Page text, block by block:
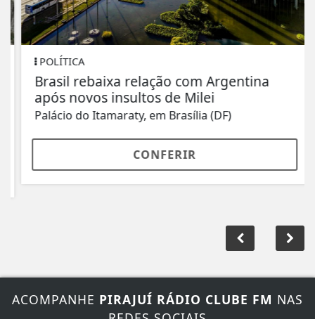
POLÍTICA
Brasil rebaixa relação com Argentina
após novos insultos de Milei
Palácio do Itamaraty, em Brasília (DF)
CONFERIR
REDES SOCIAIS